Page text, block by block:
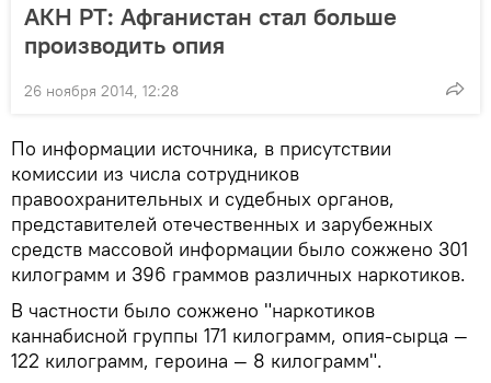
АКН РТ: Афганистан стал больше
производить опия
26 ноября 2014, 12:28
По информации источника, в присутствии
комиссии из числа сотрудников
правоохранительных и судебных органов,
представителей отечественных и зарубежных
средств массовой информации было сожжено 301
килограмм и 396 граммов различных наркотиков.
В частности было сожжено "наркотиков
каннабисной группы 171 килограмм, опия-сырца —
122 килограмм, героина — 8 килограмм".